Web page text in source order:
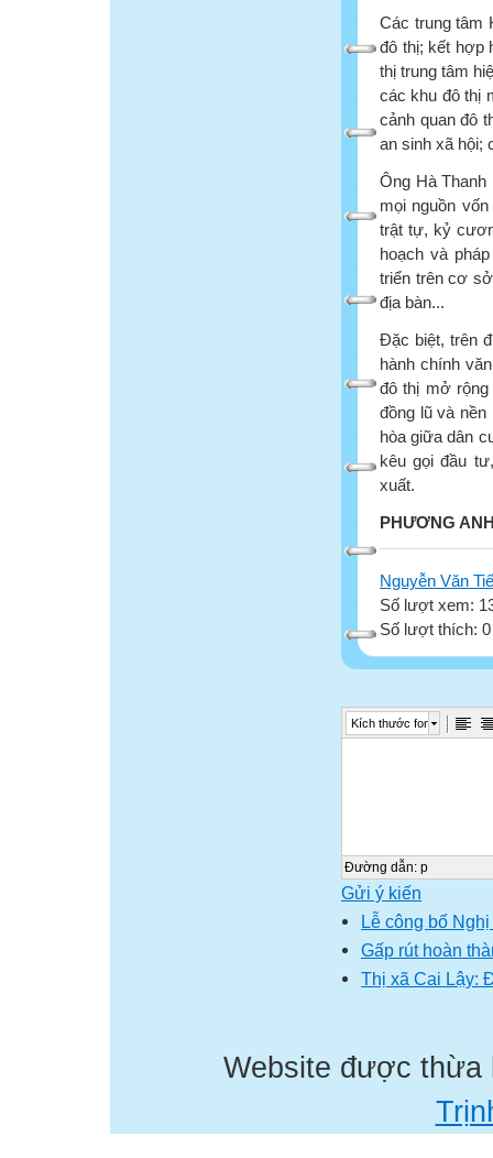
Các trung tâm
đô thị; kết hợp
thị trung tâm
các khu đô thị
cảnh quan đô
an sinh xã hội;
Ông Hà Thanh
mọi nguồn
trật tự, kỷ
hoạch và
triển trên cơ
địa bàn...
Đặc biệt, trên
hành chính
đô thị mở
đồng lũ và
hòa giữa dân
kêu gọi đầu
xuất.
PHƯƠNG
Nguyễn Văn
Số lượt xem:
Số lượt thích:
Kích thước font
Đường dẫn: p
Gửi ý kiến
Lễ công bố
Gấp rút hoàn
Thị xã Cai Lậy:
Website được